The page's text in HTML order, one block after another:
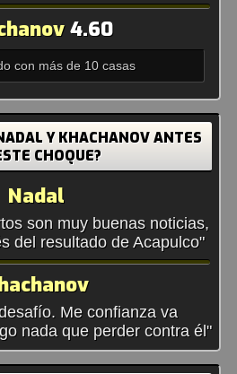
4.60
con más de 10 casas
Y KHACHANOV ANTES
CHOQUE?
Nadal
son muy buenas noticias,
del resultado de Acapulco"
Me confianza va
nada que perder contra él"